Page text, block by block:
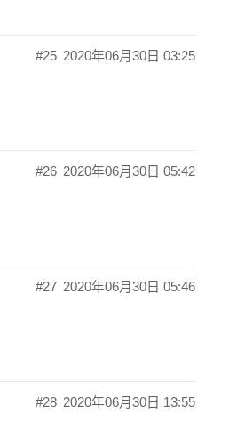
2020年06月30日 03:25
#25
2020年06月30日 05:42
#26
2020年06月30日 05:46
#27
2020年06月30日 13:55
#28